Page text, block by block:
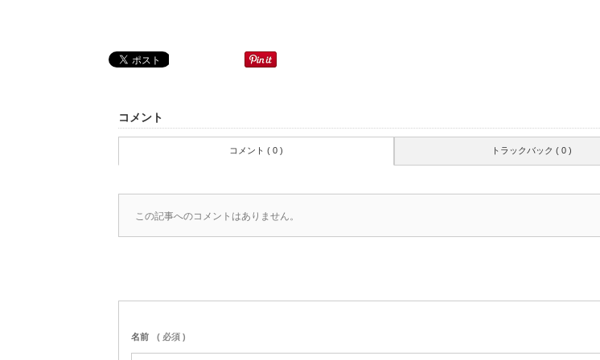
コメント
コメント ( 0 ) トラックバック ( 0 )
この記事へのコメントはありません。
名前 ( 必須 )